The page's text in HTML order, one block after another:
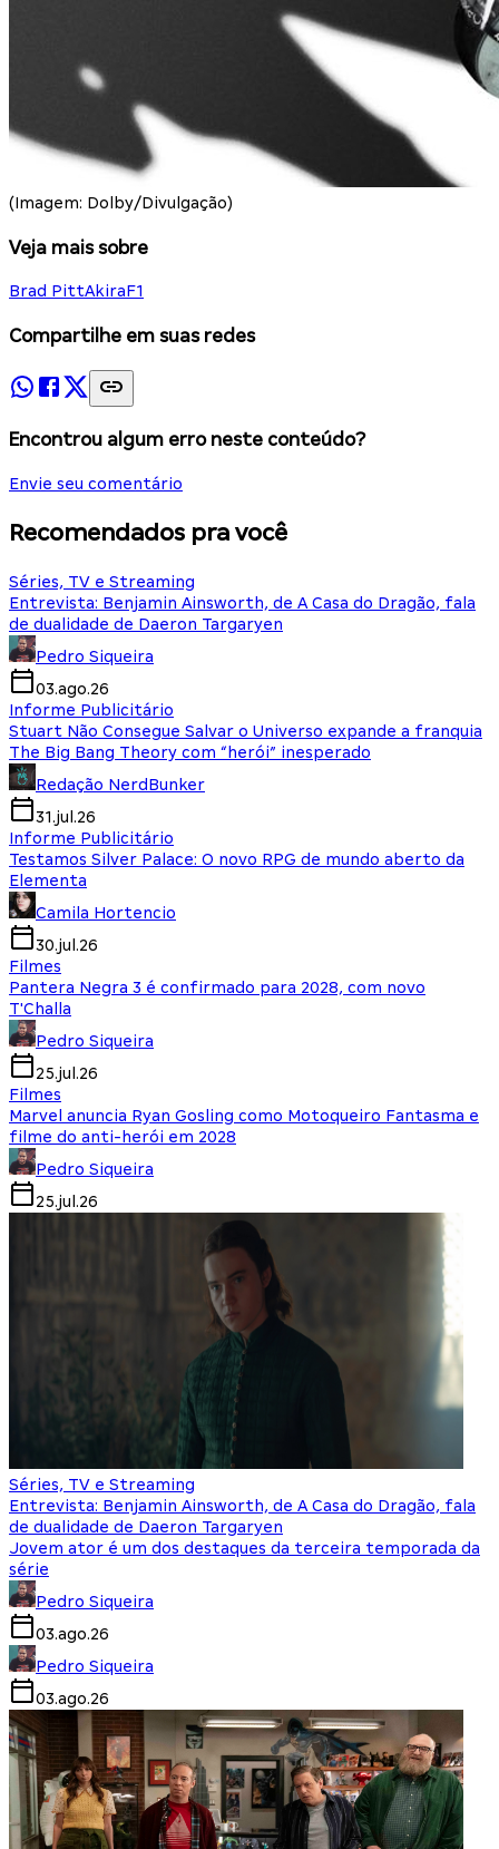
(Imagem: Dolby/Divulgação)
Veja mais sobre
Brad PittAkiraF1
Compartilhe em suas redes
Encontrou algum erro neste conteúdo?
Envie seu comentário
Recomendados pra você
Séries, TV e Streaming
Entrevista: Benjamin Ainsworth, de A Casa do Dragão, fala
de dualidade de Daeron Targaryen
Pedro Siqueira
03.ago.26
Informe Publicitário
Stuart Não Consegue Salvar o Universo expande a franquia
The Big Bang Theory com “herói” inesperado
Redação NerdBunker
31.jul.26
Informe Publicitário
Testamos Silver Palace: O novo RPG de mundo aberto da
Elementa
Camila Hortencio
30.jul.26
Filmes
Pantera Negra 3 é confirmado para 2028, com novo
T'Challa
Pedro Siqueira
25.jul.26
Filmes
Marvel anuncia Ryan Gosling como Motoqueiro Fantasma e
filme do anti-herói em 2028
Pedro Siqueira
25.jul.26
Séries, TV e Streaming
Entrevista: Benjamin Ainsworth, de A Casa do Dragão, fala
de dualidade de Daeron Targaryen
Jovem ator é um dos destaques da terceira temporada da
série
Pedro Siqueira
03.ago.26
Pedro Siqueira
03.ago.26